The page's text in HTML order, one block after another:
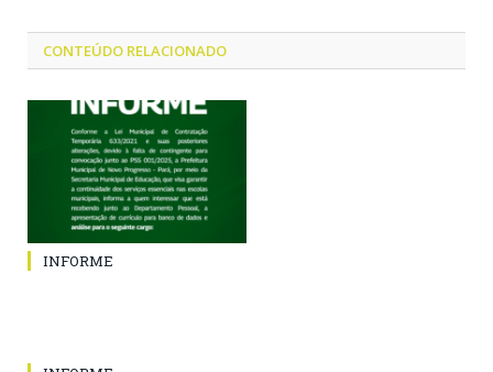
CONTEÚDO RELACIONADO
INFORME